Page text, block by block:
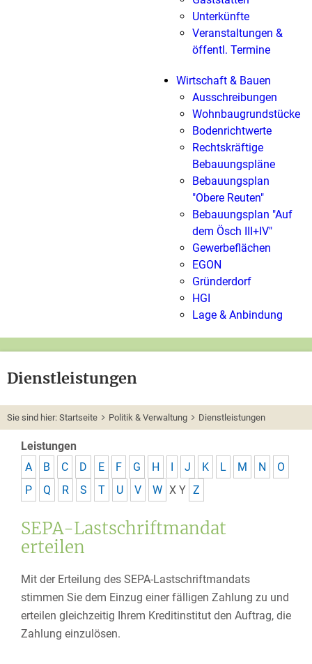
Unterkünfte
Veranstaltungen &
öffentl. Termine
Wirtschaft & Bauen
Ausschreibungen
Wohnbaugrundstücke
Bodenrichtwerte
Rechtskräftige
Bebauungspläne
Bebauungsplan
"Obere Reuten"
Bebauungsplan "Auf
dem Ösch III+IV"
Gewerbeflächen
EGON
Gründerdorf
HGI
Lage & Anbindung
Dienstleistungen
Sie sind hier: Startseite Politik & Verwaltung Dienstleistungen
Leistungen
A
B C D E F G H I J K L M N
O
P
Q R S T U V W X Y Z
SEPA-Lastschriftmandat
erteilen
Mit der Erteilung des SEPA-Lastschriftmandats
stimmen Sie dem Einzug einer fälligen Zahlung zu und
erteilen gleichzeitig Ihrem Kreditinstitut den Auftrag, die
Zahlung einzulösen.